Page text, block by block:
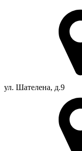
ул. Шателена, д.9